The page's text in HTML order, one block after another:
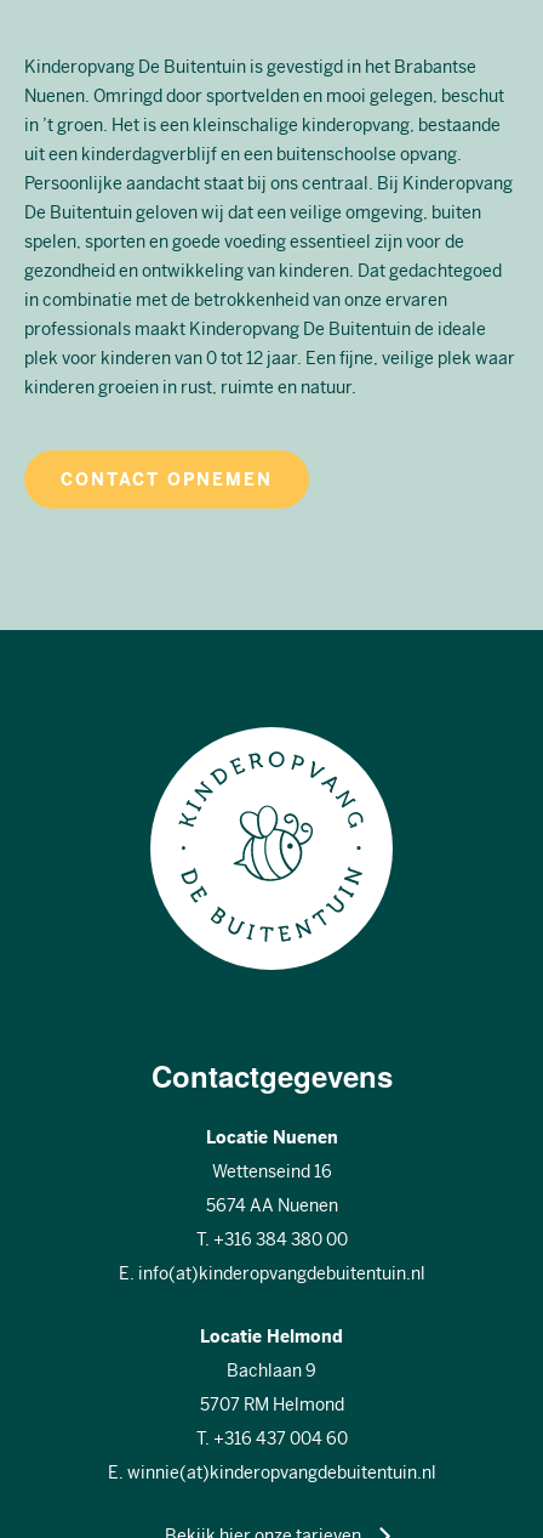
Kinderopvang De Buitentuin is gevestigd in het Brabantse
Nuenen. Omringd door sportvelden en mooi gelegen, beschut
in ’t groen. Het is een kleinschalige kinderopvang, bestaande
uit een kinderdagverblijf en een buitenschoolse opvang.
Persoonlijke aandacht staat bij ons centraal. Bij Kinderopvang
De Buitentuin geloven wij dat een veilige omgeving, buiten
spelen, sporten en goede voeding essentieel zijn voor de
gezondheid en ontwikkeling van kinderen. Dat gedachtegoed
in combinatie met de betrokkenheid van onze ervaren
professionals maakt Kinderopvang De Buitentuin de ideale
plek voor kinderen van 0 tot 12 jaar. Een fijne, veilige plek waar
kinderen groeien in rust, ruimte en natuur.
CONTACT OPNEMEN
Contactgegevens
Locatie Nuenen
Wettenseind 16
5674 AA Nuenen
T. +316 384 380 00
E. info(at)kinderopvangdebuitentuin.nl
Locatie Helmond
Bachlaan 9
5707 RM Helmond
T. +316 437 004 60
E. winnie(at)kinderopvangdebuitentuin.nl